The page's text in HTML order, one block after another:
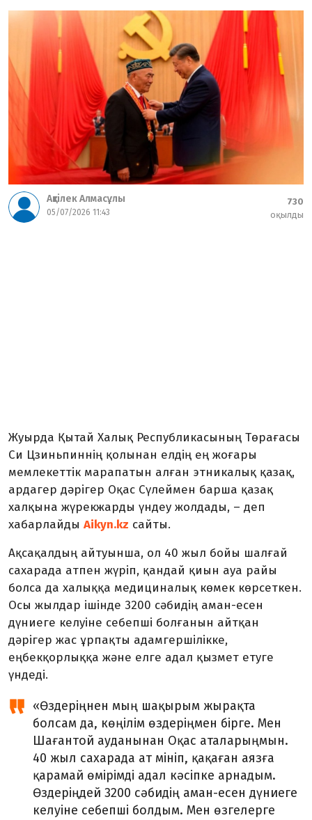
Ақтілек Алмасұлы
05/07/2026 11:43
730
оқылды
Жуырда Қытай Халық Республикасының Төрағасы
Си Цзиньпиннің қолынан елдің ең жоғары
мемлекеттік марапатын алған этникалық қазақ,
ардагер дәрігер Оқас Сүлеймен барша қазақ
халқына жүрекжарды үндеу жолдады, – деп
хабарлайды Aikyn.kz сайты.
Ақсақалдың айтуынша, ол 40 жыл бойы шалғай
сахарада атпен жүріп, қандай қиын ауа райы
болса да халыққа медициналық көмек көрсеткен.
Осы жылдар ішінде 3200 сәбидің аман-есен
дүниеге келуіне себепші болғанын айтқан
дәрігер жас ұрпақты адамгершілікке,
еңбекқорлыққа және елге адал қызмет етуге
үндеді.
«Өздеріңнен мың шақырым жырақта
болсам да, көңілім өздеріңмен бірге. Мен
Шағантой ауданынан Оқас аталарыңмын.
40 жыл сахарада ат мініп, қақаған аязға
қарамай өмірімді адал кәсіпке арнадым.
Өздеріңдей 3200 сәбидің аман-есен дүниеге
келуіне себепші болдым. Мен өзгелерге